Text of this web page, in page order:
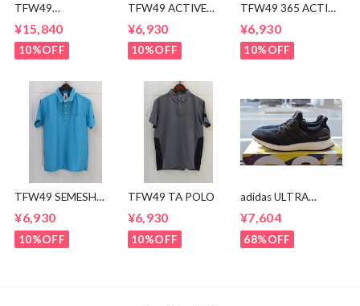
TFW49
OPEN COLLAR
SHIRTS
¥15,840
10%OFF
TFW49 ACTIVE
¥6,930
10%OFF
TFW49 365 ACTIVE
¥6,930
10%OFF
TFW49 SEMESH
¥6,930
10%OFF
TFW49 TA POLO
¥6,930
10%OFF
adidas ULTRA
¥7,604
68%OFF